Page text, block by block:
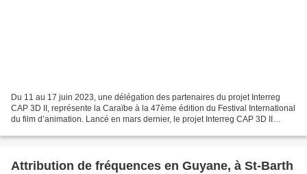
Du 11 au 17 juin 2023, une délégation des partenaires du projet Interreg
CAP 3D II, représente la Caraïbe à la 47ème édition du Festival International
du film d’animation. Lancé en mars dernier, le projet Interreg CAP 3D II
Attribution de fréquences en Guyane, à St-Barth